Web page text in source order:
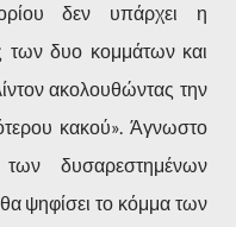
δεν υπάρχει η
των δυο κομμάτων και
ακολουθώντας την
κακού». Άγνωστο
δυσαρεστημένων
ψηφίσει το κόμμα των